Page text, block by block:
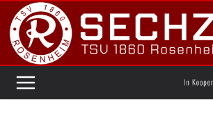
Zum
Inhalt
springen